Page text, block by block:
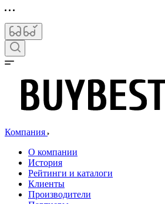
Компания
О компании
История
Рейтинги и каталоги
Клиенты
Производители